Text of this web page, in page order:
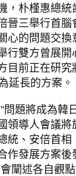
，朴槿惠總統
晉三舉行首腦
心的問題交換
行雙方曾展開
目前正在研究
延長的方案。
問題將成為韓
領導人會議將
統、安倍首相
作發展方案後
闡述各自觀點